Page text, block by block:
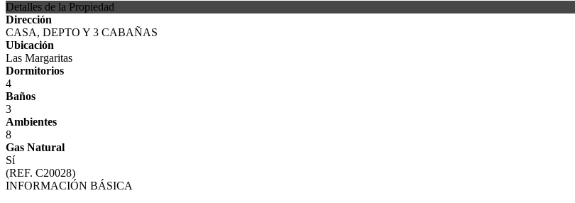
Detalles de la Propiedad
Dirección
CASA, DEPTO Y 3 CABAÑAS
Ubicación
Las Margaritas
Dormitorios
4
Baños
3
Ambientes
8
Gas Natural
Sí
(REF. C20028)
INFORMACIÓN BÁSICA